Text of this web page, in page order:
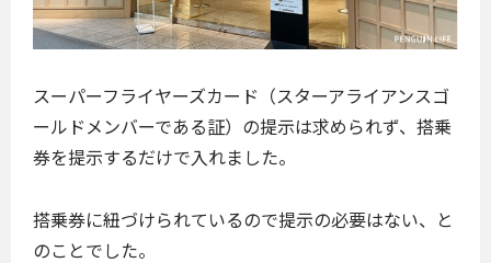
スーパーフライヤーズカード（スターアライアンスゴ
ールドメンバーである証）の提示は求められず、搭乗
券を提示するだけで入れました。
搭乗券に紐づけられているので提示の必要はない、と
のことでした。